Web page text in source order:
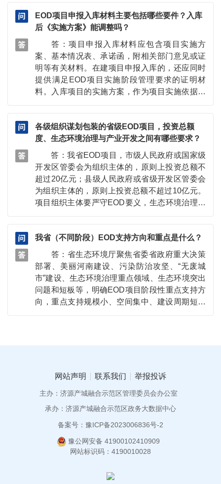
业，鼓励民营企业积极参与，不得仅为工程建设
单位、财务投资人等。
EOD项目申报入库材料主要包括哪些要件？入库
后《实施方案》能调整吗？
答：项目申报入库材料应包含项目实施方
案、基本情况表、承诺函，附相关部门意见或证
明等有关材料。在建项目申报入库的，还应同时
提供满足EOD项目实施阶段管理要求的证明材
料。入库项目的实施方案，作为项目实施依据，
省辖市生态环境部门同意后，由省生态环境厅开
展论证评估。论证后认为实施内容较原方案调整
幅度较小，不属于重大调整的，申报单位将调整
后盖章的申报材料提交到省生态环境厅完成方案
变更。论证后认为实施内容较原方案在投资规
模、建设地点、建设内容、生态环境目标等方面
有重大调整等情况，且无法按照原方案实施的，
各级组织谋划包装的省级EOD项目，投资总额
度、生态环境治理与产业开发之间有哪些要求？
答：我省EOD项目，市级人民政府或国家级
开发区管委会为组织主体的，原则上投资总额不
超过20亿元；县级人民政府或省级开发区管委会
为组织主体的，原则上投资总额不超过10亿元。
项目组织主体要严守EOD要义，生态环境治理与
关联产业发展，关联产业反哺生态环境治理，在
项目层面实现资金平衡。具体可参考《河南省生
态环境导向开发（EOD）模式工作方案》。
我省（不同阶段）EOD支持方向和重点是什么？
答：省生态环境厅聚焦省委省政府重大决策
部署、美丽河南建设、污染防治攻坚、“无废城
市”建设、生态环境治理重点领域、生态环境突出
问题和短板等，明确EOD项目阶段性重点支持方
向，重点支持规模小、空间集中、建设周期短、
网站声明 联系我们 举报投诉
主办：济源产城融合示范区管理委员会办公室
承办：济源产城融合示范区政务大数据中心
备案号：豫ICP备2023006836号-2
豫公网安备 41900102410909
网站标识码：4190010028